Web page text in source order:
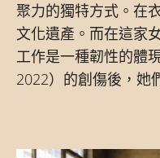
聚力的獨特方式。在
文化遺產。而在這家
工作是一種韌性的體
2022）的創傷後，她